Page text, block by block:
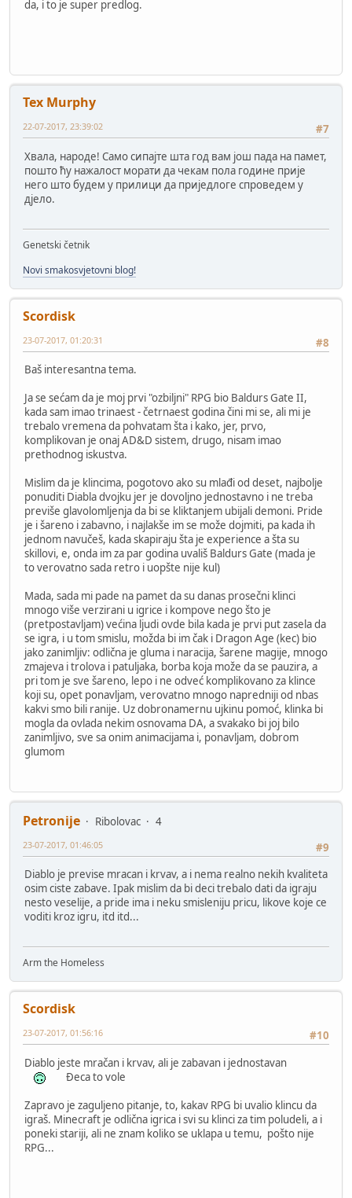
da, i to je super predlog.
Tex Murphy
#7
22-07-2017, 23:39:02
Хвала, народе! Само сипајте шта год вам још пада на памет,
пошто ћу нажалост морати да чекам пола године прије
него што будем у прилици да приједлоге спроведем у
дјело.
Genetski četnik
Novi smakosvjetovni blog!
Scordisk
#8
23-07-2017, 01:20:31
Baš interesantna tema.
Ja se sećam da je moj prvi "ozbiljni" RPG bio Baldurs Gate II,
kada sam imao trinaest - četrnaest godina čini mi se, ali mi je
trebalo vremena da pohvatam šta i kako, jer, prvo,
komplikovan je onaj AD&D sistem, drugo, nisam imao
prethodnog iskustva.
Mislim da je klincima, pogotovo ako su mlađi od deset, najbolje
ponuditi Diabla dvojku jer je dovoljno jednostavno i ne treba
previše glavolomljenja da bi se kliktanjem ubijali demoni. Pride
je i šareno i zabavno, i najlakše im se može dojmiti, pa kada ih
jednom navučeš, kada skapiraju šta je experience a šta su
skillovi, e, onda im za par godina uvališ Baldurs Gate (mada je
to verovatno sada retro i uopšte nije kul)
Mada, sada mi pade na pamet da su danas prosečni klinci
mnogo više verzirani u igrice i kompove nego što je
(pretpostavljam) većina ljudi ovde bila kada je prvi put zasela da
se igra, i u tom smislu, možda bi im čak i Dragon Age (kec) bio
jako zanimljiv: odlična je gluma i naracija, šarene magije, mnogo
zmajeva i trolova i patuljaka, borba koja može da se pauzira, a
pri tom je sve šareno, lepo i ne odveć komplikovano za klince
koji su, opet ponavljam, verovatno mnogo napredniji od nbas
kakvi smo bili ranije. Uz dobronamernu ujkinu pomoć, klinka bi
mogla da ovlada nekim osnovama DA, a svakako bi joj bilo
zanimljivo, sve sa onim animacijama i, ponavljam, dobrom
glumom
Petronije Ribolovac
4
#9
23-07-2017, 01:46:05
Diablo je previse mracan i krvav, a i nema realno nekih kvaliteta
osim ciste zabave. Ipak mislim da bi deci trebalo dati da igraju
nesto veselije, a pride ima i neku smisleniju pricu, likove koje ce
voditi kroz igru, itd itd...
Arm the Homeless
Scordisk
#10
23-07-2017, 01:56:16
Diablo jeste mračan i krvav, ali je zabavan i jednostavan
Đeca to vole
Zapravo je zaguljeno pitanje, to, kakav RPG bi uvalio klincu da
igraš. Minecraft je odlična igrica i svi su klinci za tim poludeli, a i
poneki stariji, ali ne znam koliko se uklapa u temu, pošto nije
RPG...